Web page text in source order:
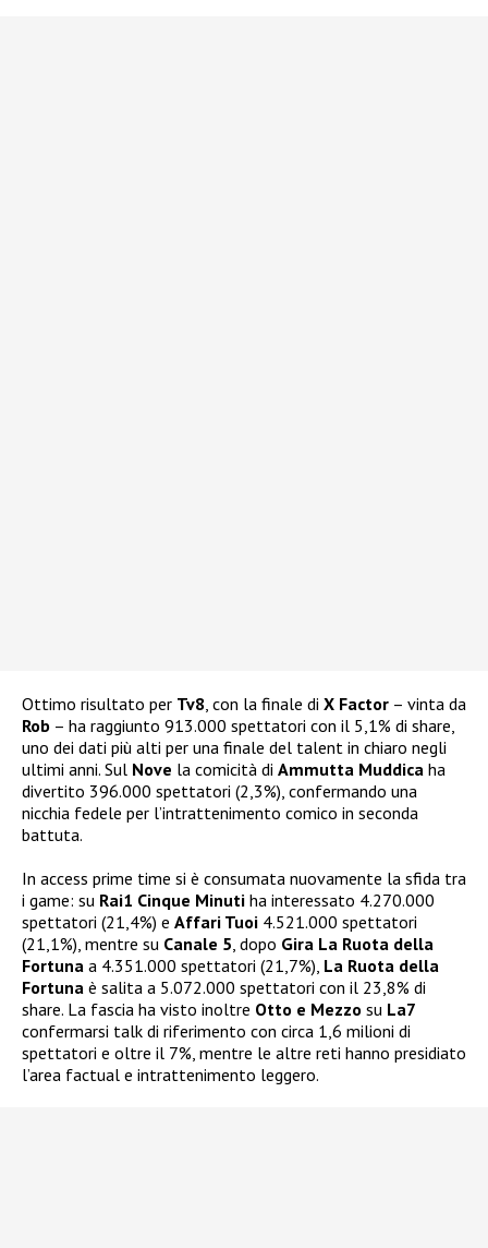
Ottimo risultato per Tv8, con la finale di X Factor – vinta da
Rob – ha raggiunto 913.000 spettatori con il 5,1% di share,
uno dei dati più alti per una finale del talent in chiaro negli
ultimi anni. Sul Nove la comicità di Ammutta Muddica ha
divertito 396.000 spettatori (2,3%), confermando una
nicchia fedele per l’intrattenimento comico in seconda
battuta.
In access prime time si è consumata nuovamente la sfida tra
i game: su Rai1 Cinque Minuti ha interessato 4.270.000
spettatori (21,4%) e Affari Tuoi 4.521.000 spettatori
(21,1%), mentre su Canale 5, dopo Gira La Ruota della
Fortuna a 4.351.000 spettatori (21,7%), La Ruota della
Fortuna è salita a 5.072.000 spettatori con il 23,8% di
share. La fascia ha visto inoltre Otto e Mezzo su La7
confermarsi talk di riferimento con circa 1,6 milioni di
spettatori e oltre il 7%, mentre le altre reti hanno presidiato
l’area factual e intrattenimento leggero.